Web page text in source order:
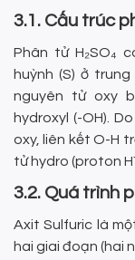
3.1. Cấu trúc
Phân tử H₂SO₄
huỳnh (S) ở
nguyên tử oxy
hydroxyl (-OH).
oxy, liên kết O-H
tử hydro (proton
3.2. Quá trình
Axit Sulfuric là
hai giai đoạn (hai